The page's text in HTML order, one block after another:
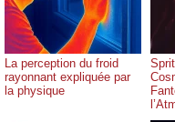
La perception du froid
rayonnant expliquée par
la physique